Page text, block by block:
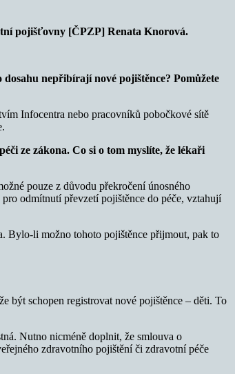
pojišťovny [ČPZP] Renata Knorová.
nepřibírají nové pojištěnce? Pomůžete
Infocentra nebo pracovníků pobočkové sítě
ze zákona. Co si o tom myslíte, že lékaři
pouze z důvodu překročení únosného
odmítnutí převzetí pojištěnce do péče, vztahují
Bylo-li možno tohoto pojištěnce přijmout, pak to
být schopen registrovat nové pojištěnce – děti. To
Nutno nicméně doplnit, že smlouva o
zdravotního pojištění či zdravotní péče